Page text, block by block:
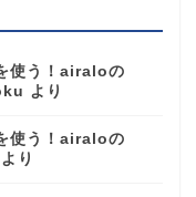
使う！airaloの
より
使う！airaloの
より